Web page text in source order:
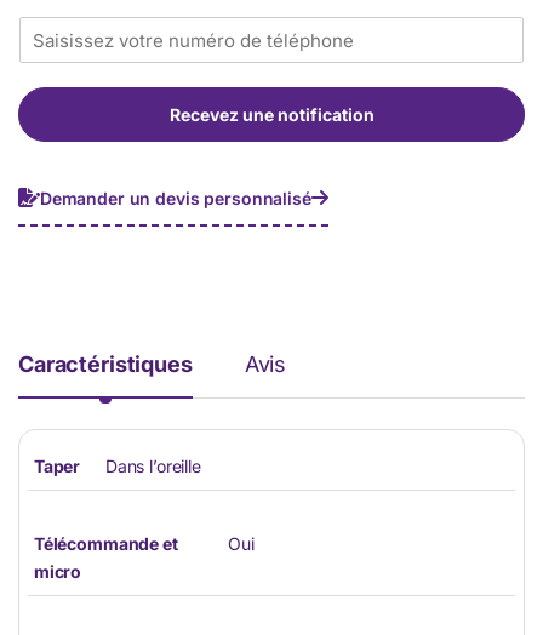
é
p
n
e
Recevez une notification
Demander un devis personnalisé
Caractéristiques Avis
Taper Dans l’oreille
Télécommande et
micro
Oui